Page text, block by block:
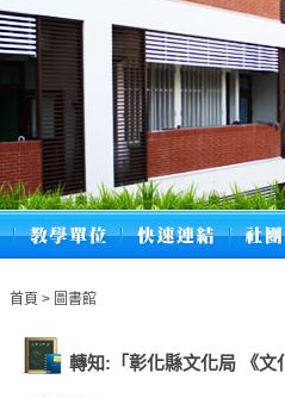
首頁 > 圖書館
轉知:「彰化縣文化局 《文